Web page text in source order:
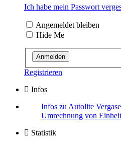
Ich habe mein Passwort
Angemeldet bleiben
Hide Me
Registrieren
Infos
Infos zu Autolite
Umrechnung von
Statistik